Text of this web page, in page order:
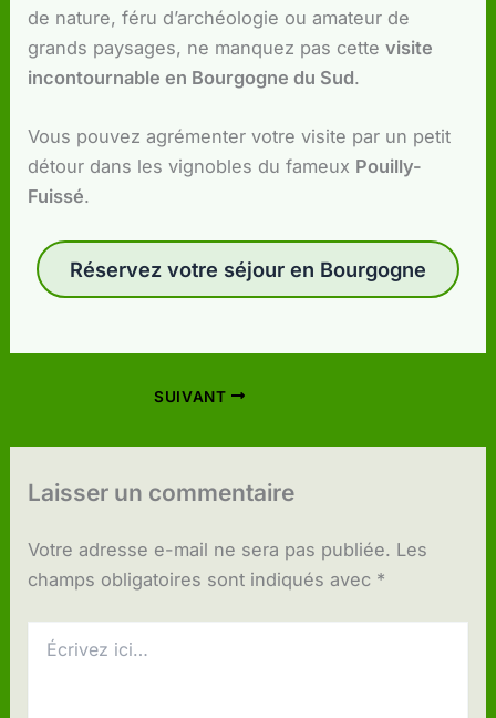
de nature, féru d’archéologie ou amateur de
grands paysages, ne manquez pas cettevisite
incontournable en Bourgogne du Sud.
Vous pouvez agrémenter votre visite par un petit
détour dans les vignobles du fameux Pouilly-
Fuissé.
Réservez votre séjour en Bourgogne
SUIVANT
Laisser un commentaire
Votre adresse e-mail ne sera pas publiée. Les
champs obligatoires sont indiqués avec *
ici…